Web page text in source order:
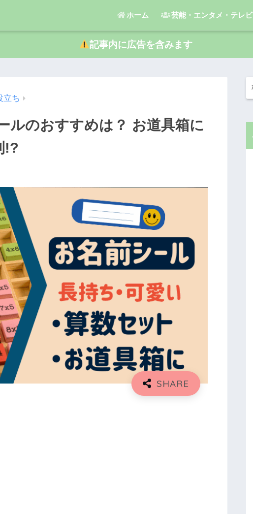
ホーム 芸能・エンタメ・テレビ
記事内に広告を含みます
立ち
ルのおすすめは？ お道具箱に
!?